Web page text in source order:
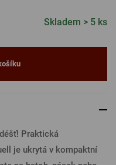
Skladem > 5 ks
Praktická
je ukrytá v kompaktní